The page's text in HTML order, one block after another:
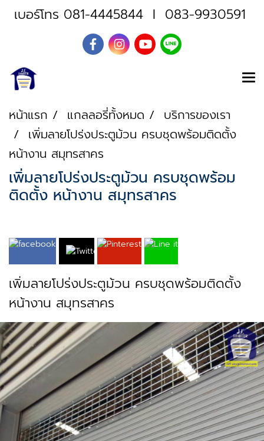
เบอร์โทร 081-4445844I 083-9930591
หน้าแรก แกลลอรี่ทั้งหมด
บริการของเรา
เพิ่มลายโปร่งประตูม้วน ครบชุดพร้อมติดตั้ง
หน้างาน สมุทรสาคร
เพิ่มลายโปร่งประตูม้วน ครบชุดพร้อม
ติดตั้ง หน้างาน สมุทรสาคร
เพิ่มลายโปร่งประตูม้วน ครบชุดพร้อมติดตั้ง
หน้างาน สมุทรสาคร